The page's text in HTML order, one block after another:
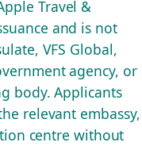
Travel &
and is not
VFS Global,
agency, or
body. Applicants
relevant embassy,
centre without